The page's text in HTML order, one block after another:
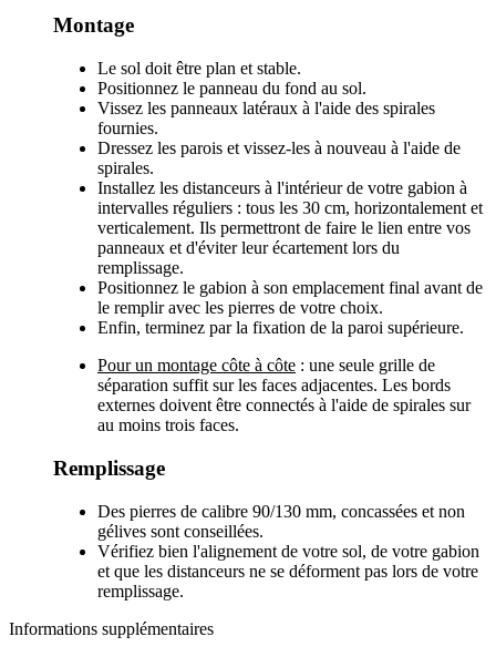
Montage
Le sol doit être plan et stable.
Positionnez le panneau du fond au sol.
Vissez les panneaux latéraux à l'aide des spirales
fournies.
Dressez les parois et vissez-les à nouveau à l'aide de
spirales.
Installez les distanceurs à l'intérieur de votre gabion à
intervalles réguliers : tous les 30 cm, horizontalement et
verticalement. Ils permettront de faire le lien entre vos
panneaux et d'éviter leur écartement lors du
remplissage.
Positionnez le gabion à son emplacement final avant de
le remplir avec les pierres de votre choix.
Enfin, terminez par la fixation de la paroi supérieure.
Pour un montage côte à côte : une seule grille de
séparation suffit sur les faces adjacentes. Les bords
externes doivent être connectés à l'aide de spirales sur
au moins trois faces.
Remplissage
Des pierres de calibre 90/130 mm, concassées et non
gélives sont conseillées.
Vérifiez bien l'alignement de votre sol, de votre gabion
et que les distanceurs ne se déforment pas lors de votre
remplissage.
Informations supplémentaires